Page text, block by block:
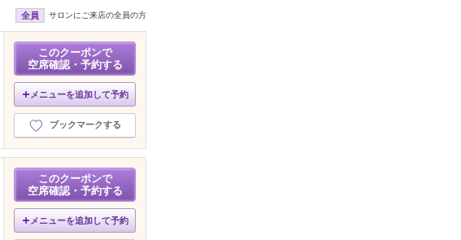
全員 サロンにご来店の全員の方
このクーポンで
空席確認・予約する
メニューを追加して予約
ブックマークする
このクーポンで
空席確認・予約する
メニューを追加して予約